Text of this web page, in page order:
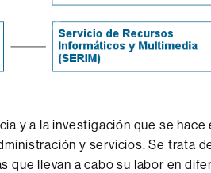
y a la investigación que se hace
y servicios. Se trata
que llevan a cabo su labor en